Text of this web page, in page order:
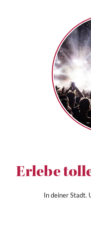
Erlebe
In deiner Stadt.